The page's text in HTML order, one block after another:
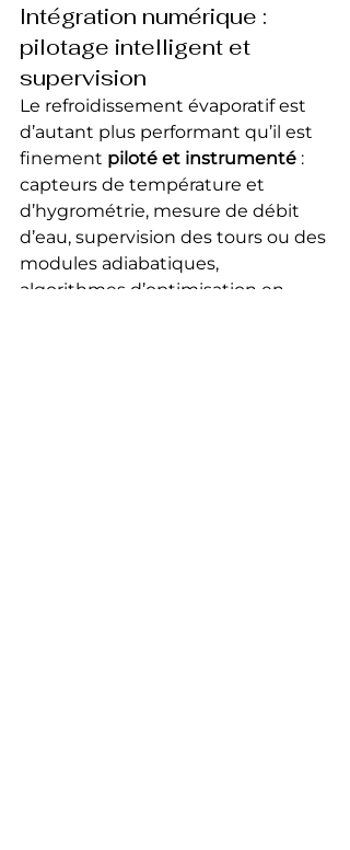
Intégration numérique :
pilotage intelligent et
supervision
Le refroidissement évaporatif est
d’autant plus performant qu’il est
finement piloté et instrumenté :
capteurs de température et
d’hygrométrie, mesure de débit
d’eau, supervision des tours ou des
modules adiabatiques,
algorithmes d’optimisation en